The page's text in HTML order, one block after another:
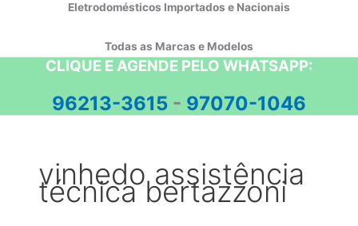
Eletrodomésticos Importados e Nacionais
Todas as Marcas e Modelos
CLIQUE E AGENDE PELO WHATSAPP:
96213-3615 - 97070-1046
vinhedo assistência
técnica bertazzoni